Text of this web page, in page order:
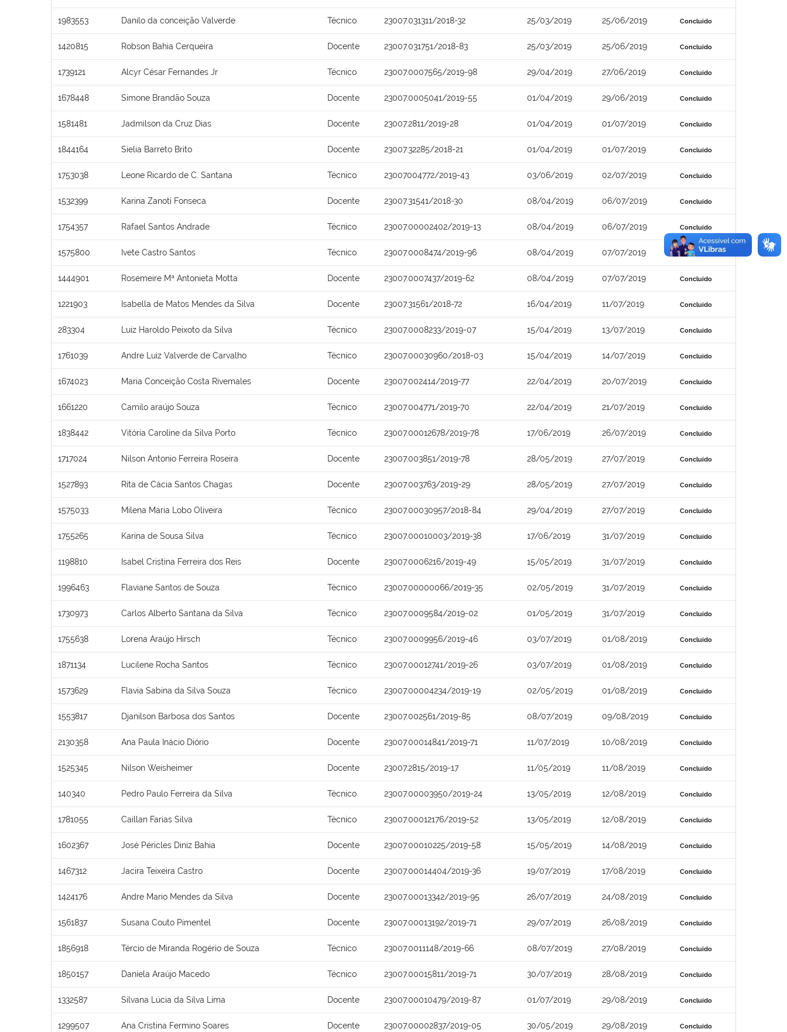
1983553 Danilo da conceição Valverde Técnico 23007.031311/2018-32 25/03/2019 25/06/2019 Concluído
1420815 Robson Bahia Cerqueira Docente 23007.031751/2018-83 25/03/2019 25/06/2019 Concluído
1739121 Alcyr César Fernandes Jr Técnico 23007.0007565/2019-98 29/04/2019 27/06/2019 Concluído
1678448 Simone Brandão Souza Docente 23007.0005041/2019-55 01/04/2019 29/06/2019 Concluído
1581481 Jadmilson da Cruz Dias Docente 23007.2811/2019-28 01/04/2019 01/07/2019 Concluído
1844164 Sielia Barreto Brito Docente 23007.32285/2018-21 01/04/2019 01/07/2019 Concluído
1753038 Leone Ricardo de C. Santana Técnico 23007004772/2019-43 03/06/2019 02/07/2019 Concluído
1532399 Karina Zanoti Fonseca Docente 23007.31541/2018-30 08/04/2019 06/07/2019 Concluído
1754357 Rafael Santos Andrade Técnico 23007.00002402/2019-13 08/04/2019 06/07/2019 Concluído
1575800 Ivete Castro Santos Técnico 23007.0008474/2019-96 08/04/2019 07/07/2019 Concluído
1444901 Rosemeire Mª Antonieta Motta Docente 23007.0007437/2019-62 08/04/2019 07/07/2019 Concluído
1221903 Isabella de Matos Mendes da Silva Docente 23007.31561/2018-72 16/04/2019 11/07/2019 Concluído
283304 Luiz Haroldo Peixoto da Silva Técnico 23007.0008233/2019-07 15/04/2019 13/07/2019 Concluído
1761039 Andre Luiz Valverde de Carvalho Técnico 23007.00030960/2018-03 15/04/2019 14/07/2019 Concluído
1674023 Maria Conceição Costa Rivemales Docente 23007.002414/2019-77 22/04/2019 20/07/2019 Concluído
1661220 Camilo araújo Souza Técnico 23007.004771/2019-70 22/04/2019 21/07/2019 Concluído
1838442 Vitória Caroline da Silva Porto Técnico 23007.00012678/2019-78 17/06/2019 26/07/2019 Concluído
1717024 Nilson Antonio Ferreira Roseira Docente 23007.003851/2019-78 28/05/2019 27/07/2019 Concluído
1527893 Rita de Cácia Santos Chagas Docente 23007.003763/2019-29 28/05/2019 27/07/2019 Concluído
1575033 Milena Maria Lobo Oliveira Técnico 23007.00030957/2018-84 29/04/2019 27/07/2019 Concluído
1755265 Karina de Sousa Silva Técnico 23007.00010003/2019-38 17/06/2019 31/07/2019 Concluído
1198810 Isabel Cristina Ferreira dos Reis Docente 23007.0006216/2019-49 15/05/2019 31/07/2019 Concluído
1996463 Flaviane Santos de Souza Técnico 23007.00000066/2019-35 02/05/2019 31/07/2019 Concluído
1730973 Carlos Alberto Santana da Silva Técnico 23007.0009584/2019-02 01/05/2019 31/07/2019 Concluído
1755638 Lorena Araújo Hirsch Técnico 23007.0009956/2019-46 03/07/2019 01/08/2019 Concluído
1871134 Lucilene Rocha Santos Técnico 23007.00012741/2019-26 03/07/2019 01/08/2019 Concluído
1573629 Flavia Sabina da Silva Souza Técnico 23007.00004234/2019-19 02/05/2019 01/08/2019 Concluído
1553817 Djanilson Barbosa dos Santos Docente 23007.002561/2019-85 08/07/2019 09/08/2019 Concluído
2130358 Ana Paula Inácio Diório Docente 23007.00014841/2019-71 11/07/2019 10/08/2019 Concluído
1525345 Nilson Weisheimer Docente 23007.2815/2019-17 11/05/2019 11/08/2019 Concluído
140340 Pedro Paulo Ferreira da Silva Técnico 23007.00003950/2019-24 13/05/2019 12/08/2019 Concluído
1781055 Caillan Farias Silva Técnico 23007.00012176/2019-52 13/05/2019 12/08/2019 Concluído
1602367 José Péricles Diniz Bahia Docente 23007.00010225/2019-58 15/05/2019 14/08/2019 Concluído
1467312 Jacira Teixeira Castro Docente 23007.00014404/2019-36 19/07/2019 17/08/2019 Concluído
1424176 Andre Mario Mendes da Silva Docente 23007.00013342/2019-95 26/07/2019 24/08/2019 Concluído
1561837 Susana Couto Pimentel Docente 23007.00013192/2019-71 29/07/2019 26/08/2019 Concluído
1856918 Tércio de Miranda Rogério de Souza Técnico 23007.0011148/2019-66 08/07/2019 27/08/2019 Concluído
1850157 Daniela Araújo Macedo Técnico 23007.00015811/2019-71 30/07/2019 28/08/2019 Concluído
1332587 Silvana Lúcia da Silva Lima Docente 23007.00010479/2019-87 01/07/2019 29/08/2019 Concluído
1299507 Ana Cristina Fermino Soares Docente 23007.00002837/2019-05 30/05/2019 29/08/2019 Concluído